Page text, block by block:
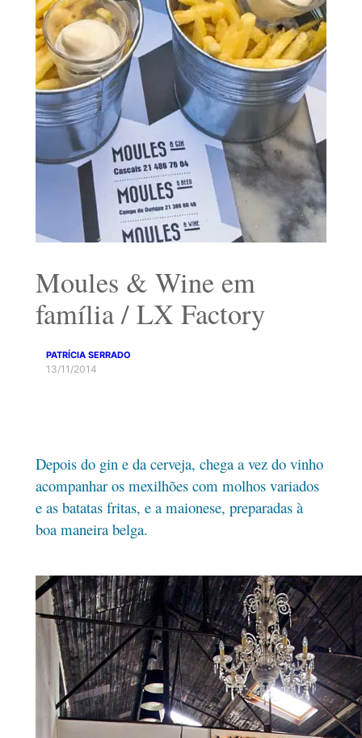
Moules & Wine em
família / LX Factory
PATRÍCIA SERRADO
13/11/2014
Depois do gin e da cerveja, chega a vez do vinho
acompanhar os mexilhões com molhos variados
e as batatas fritas, e a maionese, preparadas à
boa maneira belga.